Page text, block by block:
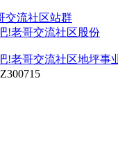
交流社区站群
!老哥交流社区股份
!老哥交流社区地坪事